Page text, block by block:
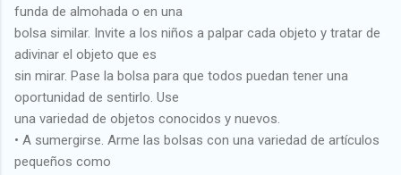
funda de almohada o en una
bolsa similar. Invite a los niños a palpar cada objeto y tratar de
adivinar el objeto que es
sin mirar. Pase la bolsa para que todos puedan tener una
oportunidad de sentirlo. Use
una variedad de objetos conocidos y nuevos.
• A sumergirse. Arme las bolsas con una variedad de artículos
pequeños como